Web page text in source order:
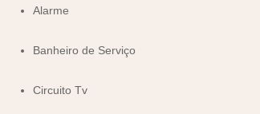
Alarme
Banheiro de Serviço
Circuito Tv